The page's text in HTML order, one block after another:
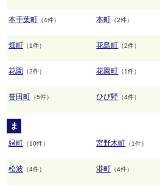
本千葉町 （4件） 本町 （2件）
畑町 （1件） 花島町 （2件）
花園 （2件） 花園町 （1件）
誉田町 （5件） ひび野 （4件）
ま
緑町 （10件） 宮野木町 （1件）
松波 （4件） 港町 （4件）